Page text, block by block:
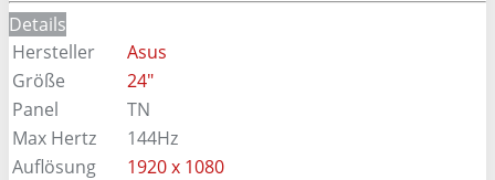
Details
Hersteller
Asus
Größe
24"
Panel
TN
Max Hertz
144Hz
Auflösung
1920 x 1080